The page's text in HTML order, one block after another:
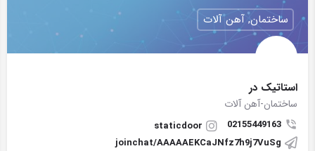
استاتیک در
ساختمان-آهن آلات
02155449163
staticdoor
joinchat/AAAAAEKCaJNfz7h9j7VuSg
ساختمان, آهن آلات